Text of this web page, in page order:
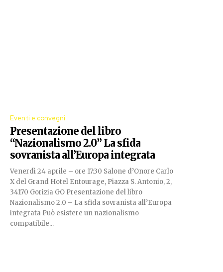
Eventi e convegni
Presentazione del libro
“Nazionalismo 2.0” La sfida
sovranista all’Europa integrata
Venerdì 24 aprile – ore 17:30 Salone d’Onore Carlo
X del Grand Hotel Entourage, Piazza S. Antonio, 2,
34170 Gorizia GO Presentazione del libro
Nazionalismo 2.0 – La sfida sovranista all’Europa
integrata Può esistere un nazionalismo
compatibile...